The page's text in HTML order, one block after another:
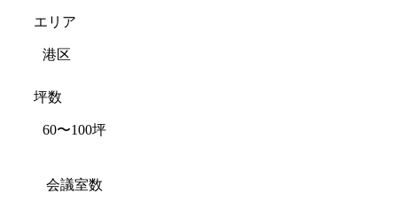
エリア
港区
坪数
60〜100坪
会議室数